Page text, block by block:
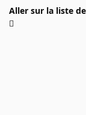
Aller sur la liste